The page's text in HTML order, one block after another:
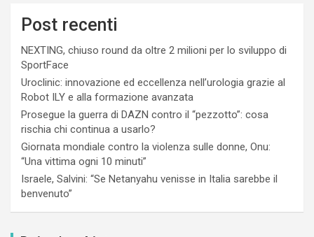
Post recenti
NEXTING, chiuso round da oltre 2 milioni per lo sviluppo di
SportFace
Uroclinic: innovazione ed eccellenza nell’urologia grazie al
Robot ILY e alla formazione avanzata
Prosegue la guerra di DAZN contro il “pezzotto”: cosa
rischia chi continua a usarlo?
Giornata mondiale contro la violenza sulle donne, Onu:
“Una vittima ogni 10 minuti”
Israele, Salvini: “Se Netanyahu venisse in Italia sarebbe il
benvenuto”